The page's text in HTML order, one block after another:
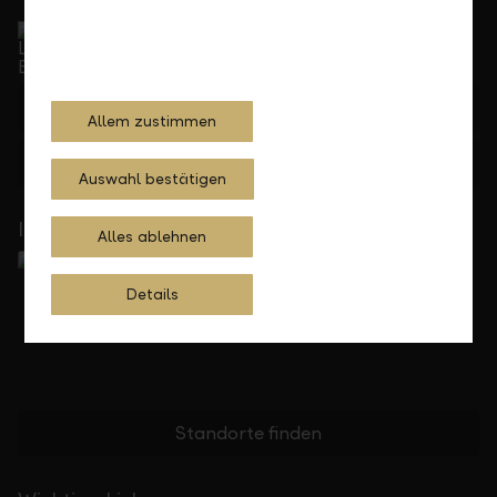
+423 236 88 11
Feedback
In Ihrer Nähe
Standorte finden
Allem zustimmen
Auswahl bestätigen
Alles ablehnen
Details